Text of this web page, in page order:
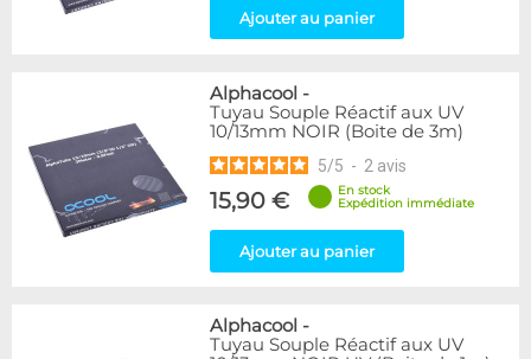
Ajouter au panier
Alphacool -
Tuyau Souple Réactif aux UV
10/13mm NOIR (Boite de 3m)
5/5 - 2 avis
15,90 €
En stock
Expédition immédiate
Ajouter au panier
Alphacool -
Tuyau Souple Réactif aux UV